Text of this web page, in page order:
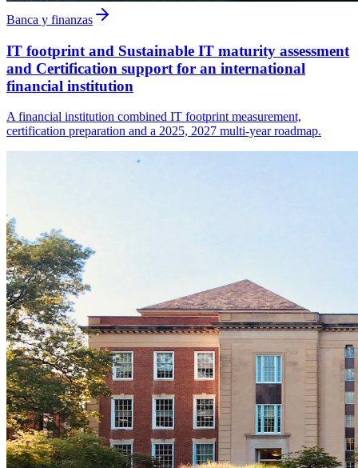
Banca y finanzas
IT footprint and Sustainable IT maturity assessment
and Certification support for an international
financial institution
A financial institution combined IT footprint measurement,
certification preparation and a 2025, 2027 multi-year roadmap.